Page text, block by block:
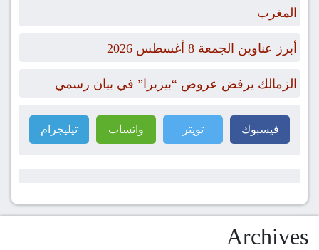
المغرب
أبرز عناوين الجمعة 8 أغسطس 2026
الزمالك يرفض عروض “بيزيرا” في بيان رسمي
فيسبوك تويتر واتساب تيليجرام
Archives